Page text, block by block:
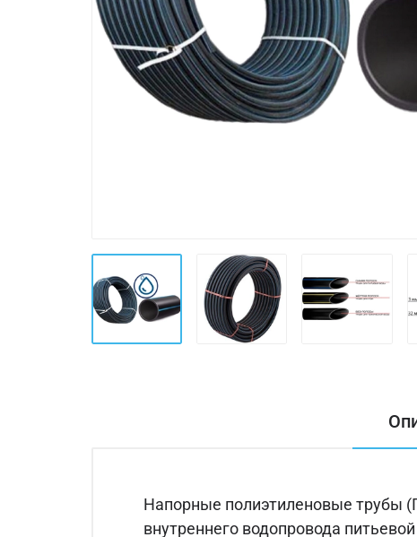
Напорные полиэтиленовые трубы
внутреннего водопровода